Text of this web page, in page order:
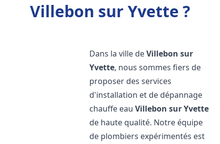
Villebon sur Yvette ?
Dans la ville deVillebon sur
Yvette, nous sommes fiers de
proposer des services
d'installation et de dépannage
chauffe eauVillebon sur Yvette
de haute qualité. Notre équipe
de plombiers expérimentés est